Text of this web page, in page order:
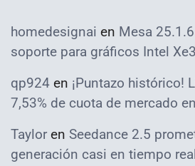
homedesignai en Mesa
soporte para gráficos Intel
qp924 en ¡Puntazo histórico!
7,53% de cuota de mercado
Taylor en Seedance 2.5
generación casi en tiempo